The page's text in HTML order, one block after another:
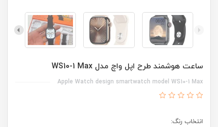
ساعت هوشمند طرح اپل واچ مدل WS10-1 Max
Apple Watch design smartwatch model WS10-1 Max
انتخاب رنگ: